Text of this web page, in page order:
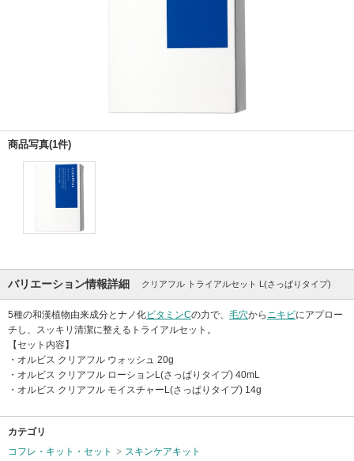
商品写真(1件)
バリエーション情報詳細 クリアフル トライアルセット L(さっぱりタイプ)
5種の和漢植物由来成分とナノ化ビタミンCの力で、 毛穴から ニキビにアプロー
チし、スッキリ清潔に整えるトライアルセット。
【セット内容】
・オルビス クリアフル ウォッシュ 20g
・オルビス クリアフル ローションL(さっぱりタイプ) 40mL
・オルビス クリアフル モイスチャーL(さっぱりタイプ) 14g
カテゴリ
コフレ・キット・セット
スキンケアキット